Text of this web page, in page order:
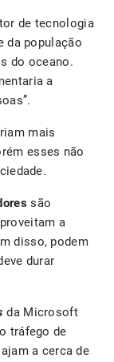
de tecnologia
da população
do oceano.
a
mais
esses não
são
a
disso, podem
durar
da Microsoft
tráfego de
a cerca de